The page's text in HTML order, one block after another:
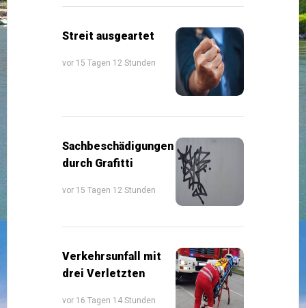
Streit ausgeartet
vor 15 Tagen 12 Stunden
Sachbeschädigungen
durch Grafitti
vor 15 Tagen 12 Stunden
Verkehrsunfall mit
drei Verletzten
vor 16 Tagen 14 Stunden